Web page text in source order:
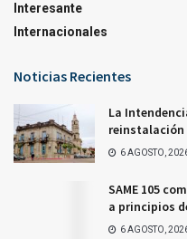
Interesante
Internacionales
Noticias Recientes
La
reinstalación
6 AGOSTO,
SAME 105
a principios
6 AGOSTO,